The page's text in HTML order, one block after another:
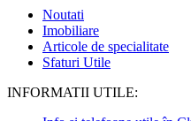
Noutati
Imobiliare
Articole de specialitate
Sfaturi Utile
INFORMATII UTILE: